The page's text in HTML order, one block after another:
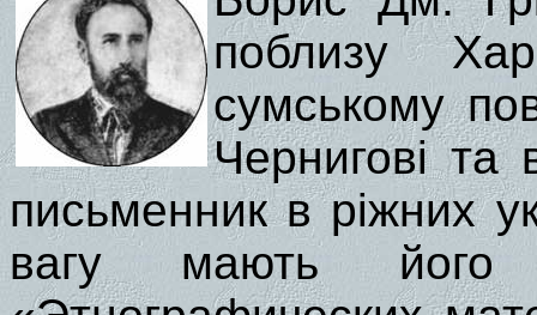
поблизу
сумському
Чернигові
письменник в ріжних
вагу мають його